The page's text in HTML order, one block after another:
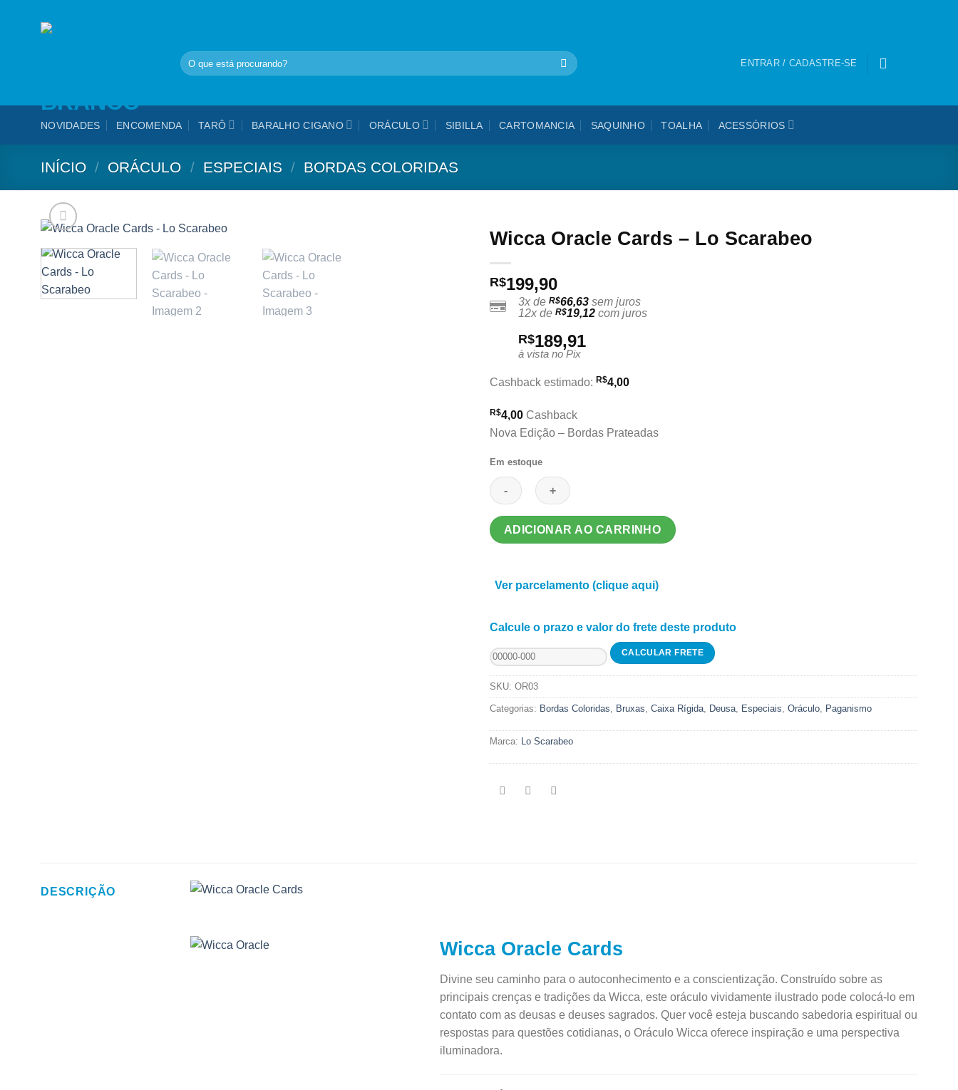
Pesquisar
por:
ENTRAR / CADASTRE-SE
NOVIDADES ENCOMENDA TARÔ BARALHO CIGANO ORÁCULO SIBILLA CARTOMANCIA SAQUINHO TOALHA ACESSÓRIOS
INÍCIO / ORÁCULO / ESPECIAIS / BORDAS COLORIDAS
Wicca Oracle Cards – Lo Scarabeo
R$199,90
3x de R$66,63 sem juros
12x de R$19,12 com juros
R$189,91
à vista no Pix
Cashback estimado: R$4,00
R$4,00 Cashback
Nova Edição – Bordas Prateadas
Em estoque
Wicca
Oracle
Lo
quantidade
ADICIONAR AO CARRINHO
Ver parcelamento (clique aqui)
Calcule o prazo e valor do frete deste produto
SKU: OR03
Categorias: Bordas Coloridas, Bruxas, Caixa Rígida, Deusa, Especiais, Oráculo, Paganismo
Marca: Lo Scarabeo
DESCRIÇÃO
Wicca Oracle Cards
Divine seu caminho para o autoconhecimento e a conscientização. Construído sobre as
principais crenças e tradições da Wicca, este oráculo vividamente ilustrado pode colocá-lo em
contato com as deusas e deuses sagrados. Quer você esteja buscando sabedoria espiritual ou
respostas para questões cotidianas, o Oráculo Wicca oferece inspiração e uma perspectiva
iluminadora.